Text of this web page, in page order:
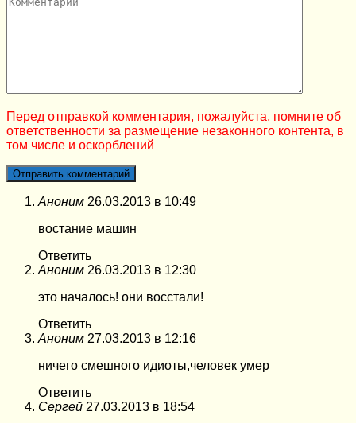
Перед отправкой комментария, пожалуйста, помните об
ответственности за размещение незаконного контента, в
том числе и оскорблений
Аноним 26.03.2013 в 10:49
востание машин
Ответить
Аноним 26.03.2013 в 12:30
это началось! они восстали!
Ответить
Аноним 27.03.2013 в 12:16
ничего смешного идиоты,человек умер
Ответить
Сергей 27.03.2013 в 18:54